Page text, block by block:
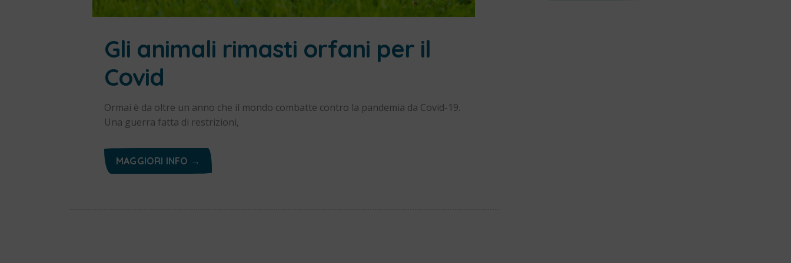
Gli animali rimasti orfani per il
Covid
Ormai è da oltre un anno che il mondo combatte contro la pandemia da Covid-19.
Una guerra fatta di restrizioni,
MAGGIORI INFO →